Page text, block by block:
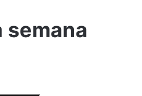
semana